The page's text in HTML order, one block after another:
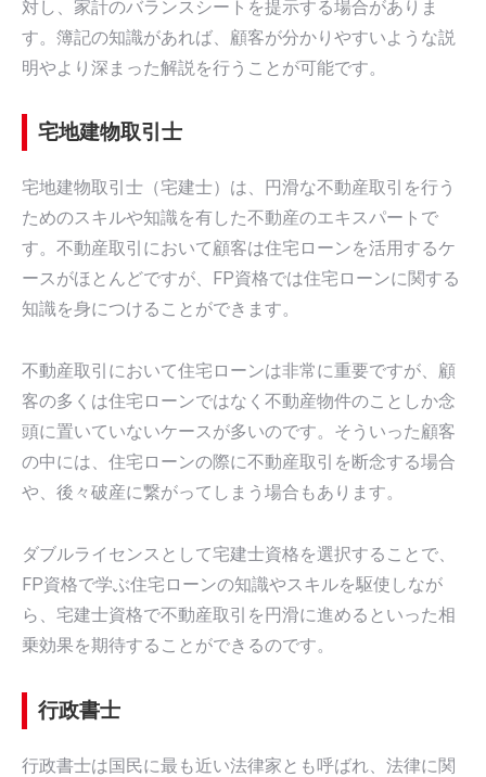
対し、家計のバランスシートを提示する場合がありま
す。簿記の知識があれば、顧客が分かりやすいような説
明やより深まった解説を行うことが可能です。
宅地建物取引士
宅地建物取引士（宅建士）は、円滑な不動産取引を行う
ためのスキルや知識を有した不動産のエキスパートで
す。不動産取引において顧客は住宅ローンを活用するケ
ースがほとんどですが、FP資格では住宅ローンに関する
知識を身につけることができます。
不動産取引において住宅ローンは非常に重要ですが、顧
客の多くは住宅ローンではなく不動産物件のことしか念
頭に置いていないケースが多いのです。そういった顧客
の中には、住宅ローンの際に不動産取引を断念する場合
や、後々破産に繋がってしまう場合もあります。
ダブルライセンスとして宅建士資格を選択することで、
FP資格で学ぶ住宅ローンの知識やスキルを駆使しなが
ら、宅建士資格で不動産取引を円滑に進めるといった相
乗効果を期待することができるのです。
行政書士
行政書士は国民に最も近い法律家とも呼ばれ、法律に関